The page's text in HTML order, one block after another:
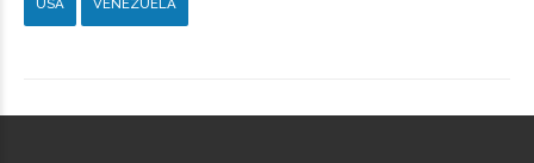
USA VENEZUELA